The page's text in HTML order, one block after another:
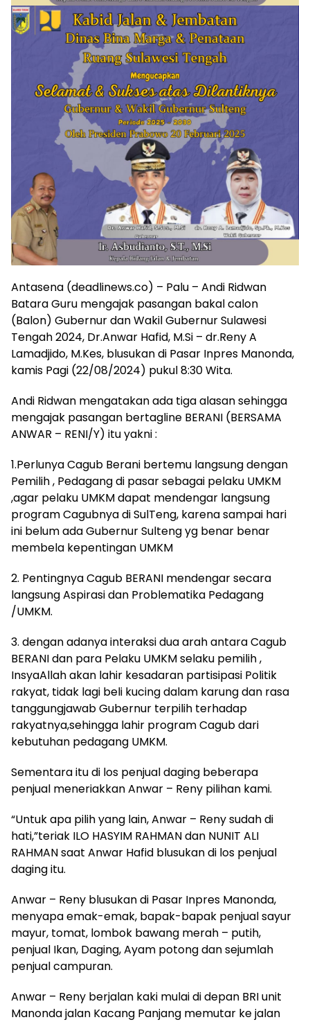
Antasena (deadlinews.co) – Palu – Andi Ridwan
Batara Guru mengajak pasangan bakal calon
(Balon) Gubernur dan Wakil Gubernur Sulawesi
Tengah 2024, Dr.Anwar Hafid, M.Si – dr.Reny A
Lamadjido, M.Kes, blusukan di Pasar Inpres Manonda,
kamis Pagi (22/08/2024) pukul 8:30 Wita.
Andi Ridwan mengatakan ada tiga alasan sehingga
mengajak pasangan bertagline BERANI (BERSAMA
ANWAR – RENI/Y) itu yakni :
1.Perlunya Cagub Berani bertemu langsung dengan
Pemilih , Pedagang di pasar sebagai pelaku UMKM
,agar pelaku UMKM dapat mendengar langsung
program Cagubnya di SulTeng, karena sampai hari
ini belum ada Gubernur Sulteng yg benar benar
membela kepentingan UMKM
2. Pentingnya Cagub BERANI mendengar secara
langsung Aspirasi dan Problematika Pedagang
/UMKM.
3. dengan adanya interaksi dua arah antara Cagub
BERANI dan para Pelaku UMKM selaku pemilih ,
InsyaAllah akan lahir kesadaran partisipasi Politik
rakyat, tidak lagi beli kucing dalam karung dan rasa
tanggungjawab Gubernur terpilih terhadap
rakyatnya,sehingga lahir program Cagub dari
kebutuhan pedagang UMKM.
Sementara itu di los penjual daging beberapa
penjual meneriakkan Anwar – Reny pilihan kami.
“Untuk apa pilih yang lain, Anwar – Reny sudah di
hati,”teriak ILO HASYIM RAHMAN dan NUNIT ALI
RAHMAN saat Anwar Hafid blusukan di los penjual
daging itu.
Anwar – Reny blusukan di Pasar Inpres Manonda,
menyapa emak-emak, bapak-bapak penjual sayur
mayur, tomat, lombok bawang merah – putih,
penjual Ikan, Daging, Ayam potong dan sejumlah
penjual campuran.
Anwar – Reny berjalan kaki mulai di depan BRI unit
Manonda jalan Kacang Panjang memutar ke jalan